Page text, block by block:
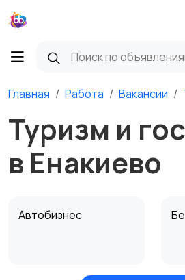
Главная Работа Вакансии
Туризм и
в Енакиево
Автобизнес